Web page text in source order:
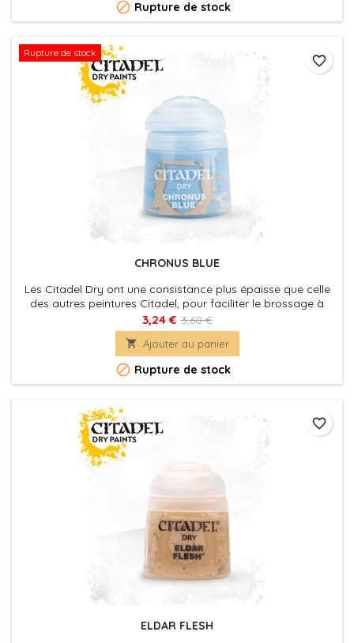
 Rupture de stock
Rupture de stock
CHRONUS BLUE
Les Citadel Dry ont une consistance plus épaisse que celle
des autres peintures Citadel, pour faciliter le brossage à
sec, qui est une technique commode pour faire ressortir les
détails d'une figurine, ou pour appliquer les éclaircissements
vite et facilement.
3,24 € 3,60 €
 Ajouter au panier
 Rupture de stock
favorite_border
ELDAR FLESH
favorite_border